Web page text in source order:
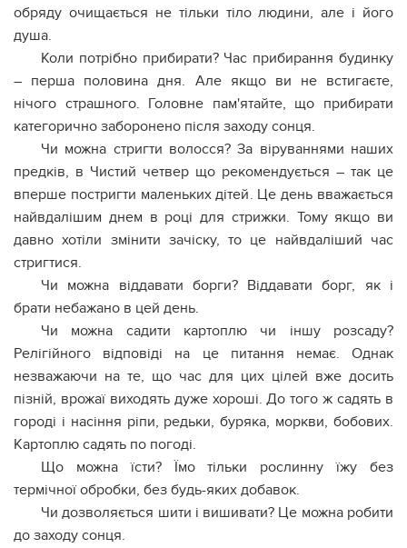
обряду очищається не тільки тіло людини, але і його
душа.
Коли потрібно прибирати? Час прибирання будинку
– перша половина дня. Але якщо ви не встигаєте,
нічого страшного. Головне пам'ятайте, що прибирати
категорично заборонено після заходу сонця.
Чи можна стригти волосся? За віруваннями наших
предків, в Чистий четвер що рекомендується – так це
вперше постригти маленьких дітей. Це день вважається
найвдалішим днем ​​в році для стрижки. Тому якщо ви
давно хотіли змінити зачіску, то це найвдаліший час
стригтися.
Чи можна віддавати борги? Віддавати борг, як і
брати небажано в цей день.
Чи можна садити картоплю чи іншу розсаду?
Релігійного відповіді на це питання немає. Однак
незважаючи на те, що час для цих цілей вже досить
пізній, врожаї виходять дуже хороші. До того ж садять в
городі і насіння ріпи, редьки, буряка, моркви, бобових.
Картоплю садять по погоді.
Що можна їсти? Їмо тільки рослинну їжу без
термічної обробки, без будь-яких добавок.
Чи дозволяється шити і вишивати? Це можна робити
до заходу сонця.